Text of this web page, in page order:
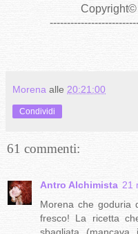
Copyright©
Morena alle 20:21:00
Condividi
61 commenti:
Antro Alchimista 21
Morena che goduria
fresco! La ricetta
sbagliata